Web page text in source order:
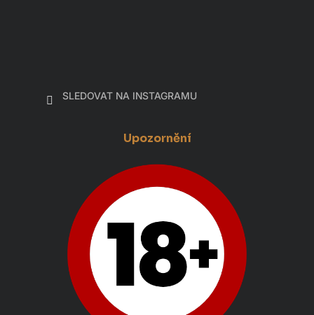
SLEDOVAT NA INSTAGRAMU
Upozornění